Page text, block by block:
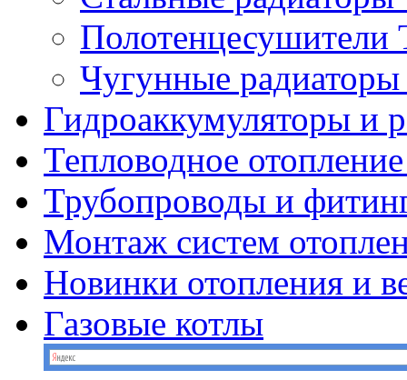
Чугунные
Гидроаккумуляторы и
Тепловодное
Трубопроводы и
Монтаж систем
Новинки отопления и
Газовые котлы